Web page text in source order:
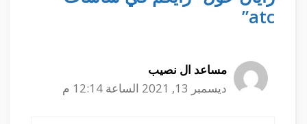
atc”
مساعد ال نصيب
ديسمبر 13, 2021 الساعة 12:14 م